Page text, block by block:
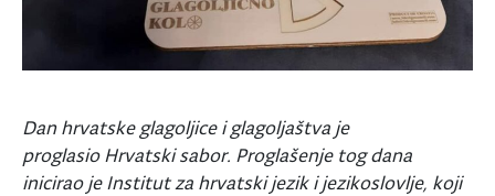
Dan hrvatske glagoljice i glagoljaštva je
proglasio Hrvatski sabor. Proglašenje tog dana
inicirao je Institut za hrvatski jezik i jezikoslovlje, koji